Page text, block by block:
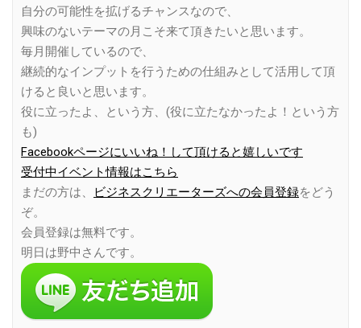
自分の可能性を拡げるチャンスなので、
興味のないテーマの月こそ来て頂きたいと思います。
毎月開催しているので、
継続的なインプットを行うための仕組みとして活用して頂
けると良いと思います。
役に立ったよ、という方、(役に立たなかったよ！という方
も)
Facebookページにいいね！して頂けると嬉しいです
受付中イベント情報はこちら
まだの方は、
ビジネスクリエーターズへの会員登録をどう
ぞ。
会員登録は無料です。
明日は野中さんです。